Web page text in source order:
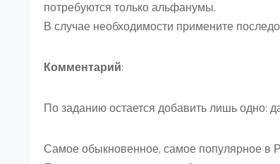
потребуются только альфанумы.
В случае необходимости примените
Комментарий:
По заданию остается добавить лишь одно:
Самое обыкновенное, самое популярное в